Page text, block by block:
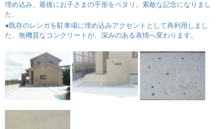
埋め込み、最後にお子さまの手形をペタリ。素敵な記念になりまし
た。
●既存のレンガを駐車場に埋め込みアクセントとして再利用しまし
た。無機質なコンクリートが、深みのある表情へ変わります。